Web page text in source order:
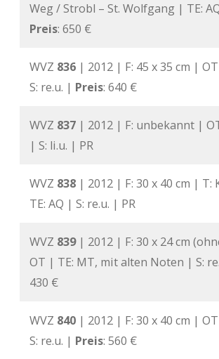
Weg / Strobl – St. Wolfgang | TE:
Preis: 650 €
WVZ 836 | 2012 | F: 45 x 35 cm |
S: re.u. | Preis: 640 €
WVZ 837 | 2012 | F: unbekannt |
| S: li.u. | PR
WVZ 838 | 2012 | F: 30 x 40 cm | T:
TE: AQ | S: re.u. | PR
WVZ 839 | 2012 | F: 30 x 24 cm
OT | TE: MT, mit alten Noten | S:
430 €
WVZ 840 | 2012 | F: 30 x 40 cm |
S: re.u. | Preis: 560 €